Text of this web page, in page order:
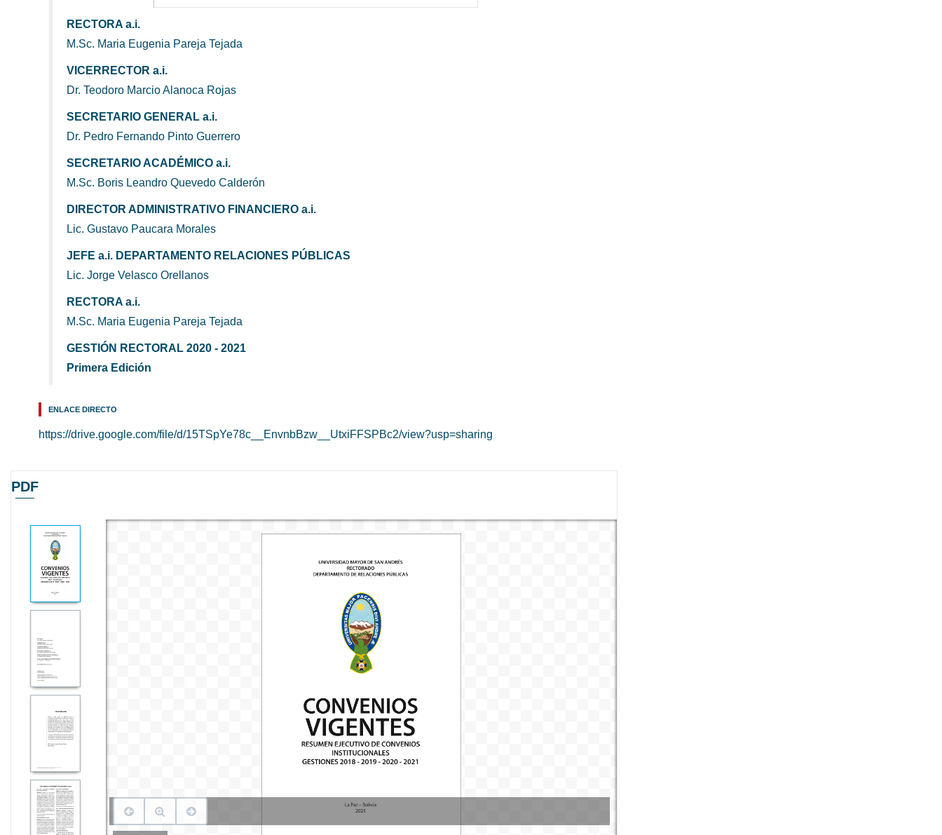
RECTORA a.i.
M.Sc. Maria Eugenia Pareja Tejada
VICERRECTOR a.i.
Dr. Teodoro Marcio Alanoca Rojas
SECRETARIO GENERAL a.i.
Dr. Pedro Fernando Pinto Guerrero
SECRETARIO ACADÉMICO a.i.
M.Sc. Boris Leandro Quevedo Calderón
DIRECTOR ADMINISTRATIVO FINANCIERO a.i.
Lic. Gustavo Paucara Morales
JEFE a.i. DEPARTAMENTO RELACIONES PÚBLICAS
Lic. Jorge Velasco Orellanos
RECTORA a.i.
M.Sc. Maria Eugenia Pareja Tejada
GESTIÓN RECTORAL 2020 - 2021
Primera Edición
ENLACE DIRECTO
https://drive.google.com/file/d/15TSpYe78c__EnvnbBzw__UtxiFFSPBc2/view?usp=sharing
PDF